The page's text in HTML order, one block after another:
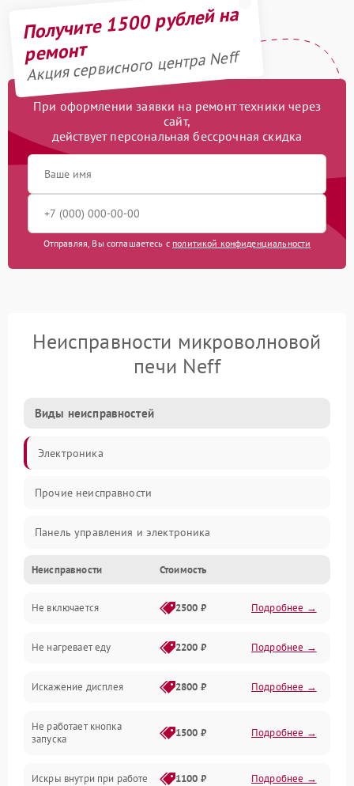
Получите 1500 рублей на
ремонт
Акция сервисного центра Neff
При оформлении заявки на ремонт техники через
сайт,
действует персональная бессрочная скидка
Отправляя, Вы соглашаетесь с политикой конфиденциальности
Неисправности микроволновой
печи Neff
Виды неисправностей
Электроника
Прочие неисправности
Панель управления и электроника
Дверца и корпус
Механика и внутренние элементы
Механические повреждения
Питание и запуск
Нагрев и приготовление
Программное обеспечение
Неисправности Стоимость
Не включается 2500 ₽ Подробнее →
Не нагревает еду 2200 ₽ Подробнее →
Искажение дисплея 2800 ₽ Подробнее →
Не работает кнопка
запуска
1500 ₽ Подробнее →
Искры внутри при работе 1100 ₽ Подробнее →